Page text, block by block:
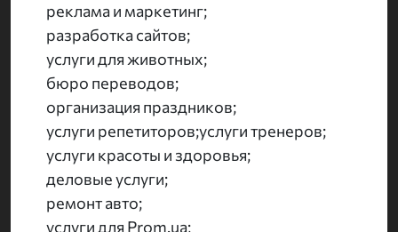
реклама и маркетинг;
разработка сайтов;
услуги для животных;
бюро переводов;
организация праздников;
услуги репетиторов;услуги тренеров;
услуги красоты и здоровья;
деловые услуги;
ремонт авто;
услуги для Prom.ua;